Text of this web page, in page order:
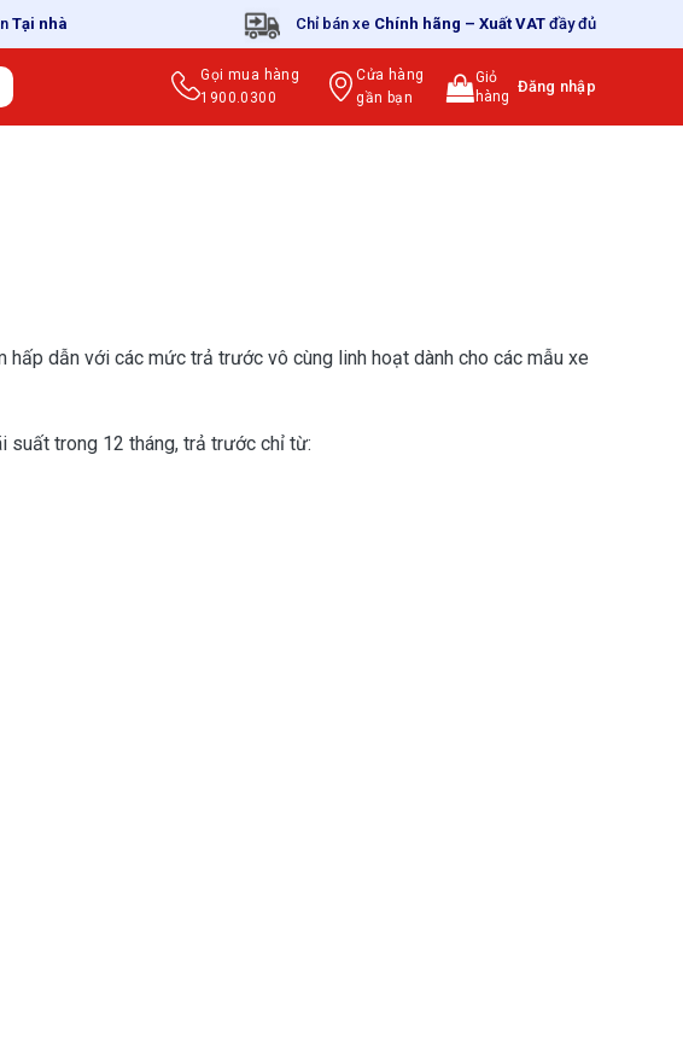
Tại nhà Chỉ bán xe Chính hãng – Xuất VAT đầy đủ
Gọi mua hàng
1900.0300
Cửa hàng
gần bạn
Giỏ
hàng
Đăng nhập
dẫn với các mức trả trước vô cùng linh hoạt dành cho các mẫu xe
suất trong 12 tháng, trả trước chỉ từ: